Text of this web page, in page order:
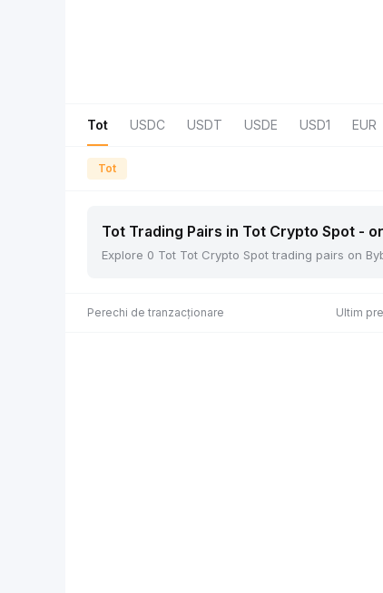
Tot USDC USDT USDE USD1 EUR
Tot
Tot Trading Pairs in Tot Crypto Spot -
Explore 0 Tot Tot Crypto Spot trading pairs on
Perechi de tranzacționare Ultim